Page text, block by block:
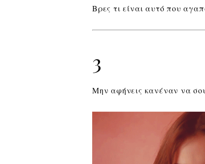
Βρες τι είναι αυτό που
3
Μην αφήνεις κανέναν να σου